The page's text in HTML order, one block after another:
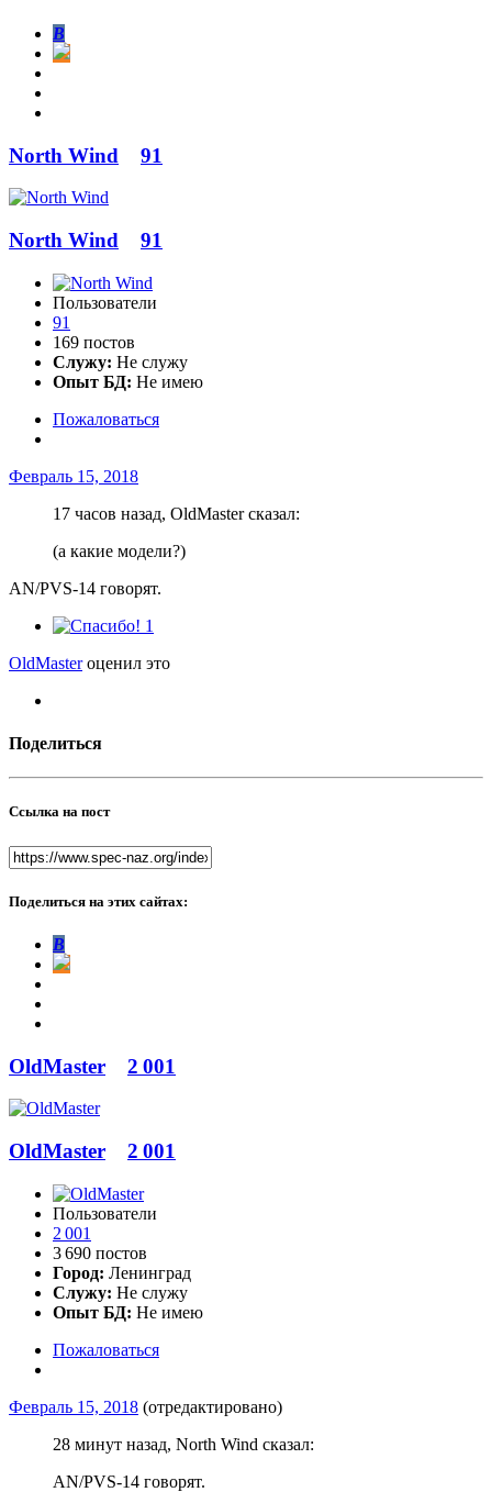
В
North Wind 91
North Wind 91
Пользователи
91
169 постов
Служу: Не служу
Опыт БД: Не имею
Пожаловаться
Февраль 15, 2018
17 часов назад, OldMaster сказал:
(а какие модели?)
AN/PVS-14 говорят.
1
OldMasterоценил это
Поделиться
Ссылка на пост
Поделиться на этих сайтах:
В
OldMaster 2 001
OldMaster 2 001
Пользователи
2 001
3 690 постов
Город: Ленинград
Служу: Не служу
Опыт БД: Не имею
Пожаловаться
Февраль 15, 2018 (отредактировано)
28 минут назад, North Wind сказал:
AN/PVS-14 говорят.